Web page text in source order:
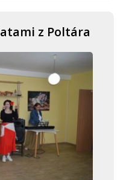
z Poltára